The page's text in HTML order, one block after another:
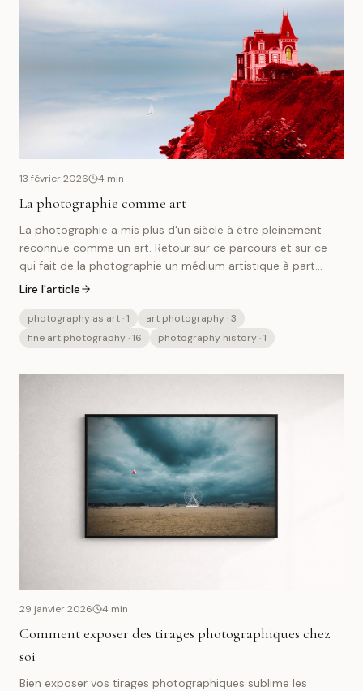
13 février 2026 4 min
La photographie comme art
La photographie a mis plus d'un siècle à être pleinement
reconnue comme un art. Retour sur ce parcours et sur ce
qui fait de la photographie un médium artistique à part
entière.
Lire l'article
photography as art· 1 art photography· 3
fine art photography· 16 photography history· 1
29 janvier 2026 4 min
Comment exposer des tirages photographiques chez
soi
Bien exposer vos tirages photographiques sublime les